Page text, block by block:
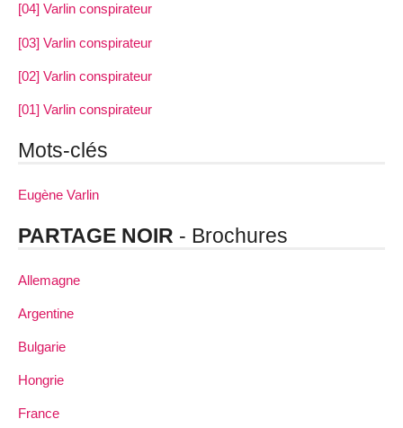
[04] Varlin conspirateur
[03] Varlin conspirateur
[02] Varlin conspirateur
[01] Varlin conspirateur
Mots-clés
Eugène Varlin
PARTAGE NOIR - Brochures
Allemagne
Argentine
Bulgarie
Hongrie
France